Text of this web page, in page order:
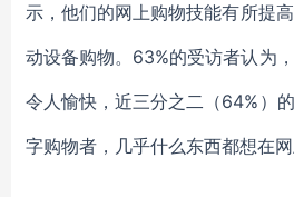
示，他们的网上购物技能有所提高
动设备购物。63%的受访者认为
令人愉快，近三分之二 （64% ）
字购物者，几乎什么东西都想在网